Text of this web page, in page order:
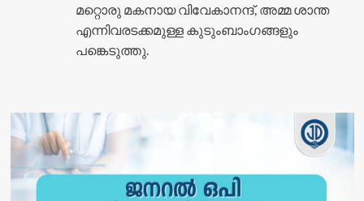
മറ്റൊരു മകനായ വിവേകാനന്ദ്, അമ്മ ശാന്ത
എന്നിവരടക്കമുള്ള കുടുംബാംഗങ്ങളും
പങ്കെടുത്തു.